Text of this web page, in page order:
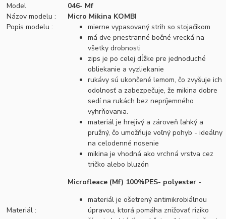
Model
046- Mf
Názov modelu :
Micro Mikina KOMBI
Popis modelu :
mierne vypasovaný strih so stojačikom
má dve priestranné bočné vrecká na
všetky drobnosti
zips je po celej dĺžke pre jednoduché
obliekanie a vyzliekanie
rukávy sú ukončené lemom, čo zvyšuje ich
odolnosť a zabezpečuje, že mikina dobre
sedí na rukách bez nepríjemného
vyhrňovania.
materiál je hrejivý a zároveň ľahký a
pružný, čo umožňuje voľný pohyb - ideálny
na celodenné nosenie
mikina je vhodná ako vrchná vrstva cez
tričko alebo bluzón
Materiál :
Microfleace (Mf) 100%PES- polyester -
materiál je ošetrený antimikrobiálnou
úpravou, ktorá pomáha znižovať riziko